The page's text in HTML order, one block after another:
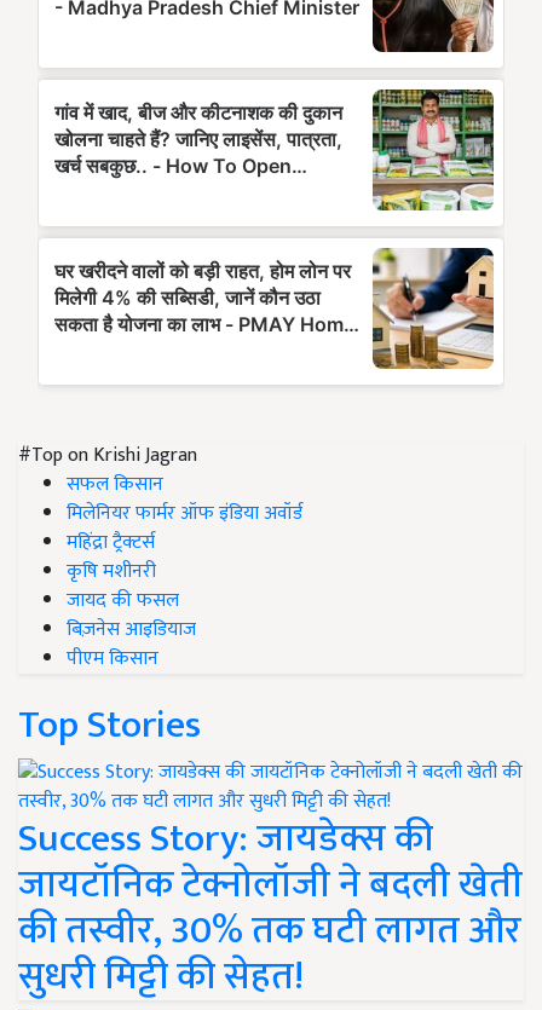
#Top on Krishi Jagran
सफल किसान
मिलेनियर फार्मर ऑफ इंडिया अवॉर्ड
महिंद्रा ट्रैक्टर्स
कृषि मशीनरी
जायद की फसल
बिज़नेस आइडियाज
पीएम किसान
Top Stories
Success Story: जायडेक्स की
जायटॉनिक टेक्नोलॉजी ने बदली खेती
की तस्वीर, 30% तक घटी लागत और
सुधरी मिट्टी की सेहत!